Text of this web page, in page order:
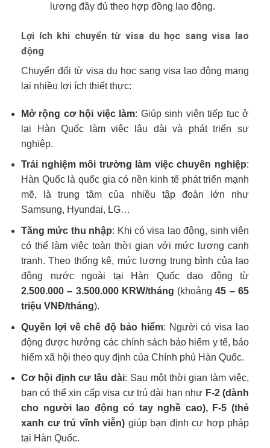
lương đầy đủ theo hợp đồng lao động.
Lợi ích khi chuyển từ visa du học sang visa lao
động
Chuyển đổi từ visa du học sang visa lao động mang
lại nhiều lợi ích thiết thực:
Mở rộng cơ hội việc làm: Giúp sinh viên tiếp tục ở
lại Hàn Quốc làm việc lâu dài và phát triển sự
nghiệp.
Trải nghiệm môi trường làm việc chuyên nghiệp:
Hàn Quốc là quốc gia có nền kinh tế phát triển mạnh
mẽ, là trung tâm của nhiều tập đoàn lớn như
Samsung, Hyundai, LG…
Tăng mức thu nhập: Khi có visa lao động, sinh viên
có thể làm việc toàn thời gian với mức lương cạnh
tranh. Theo thống kê, mức lương trung bình của lao
động nước ngoài tại Hàn Quốc dao động từ
2.500.000 – 3.500.000 KRW/tháng (khoảng45 – 65
triệu VNĐ/tháng).
Quyền lợi về chế độ bảo hiểm: Người có visa lao
động được hưởng các chính sách bảo hiểm y tế, bảo
hiểm xã hội theo quy định của Chính phủ Hàn Quốc.
Cơ hội định cư lâu dài: Sau một thời gian làm việc,
bạn có thể xin cấp visa cư trú dài hạn như F-2 (dành
cho người lao động có tay nghề cao), F-5 (thẻ
xanh cư trú vĩnh viễn) giúp bạn định cư hợp pháp
tại Hàn Quốc.